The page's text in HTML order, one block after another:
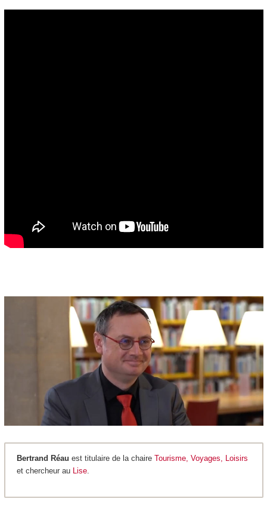
Bertrand Réau est titulaire de la chaire Tourisme, Voyages, Loisirs
et chercheur au
Lise.